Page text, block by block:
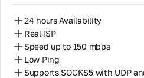
24 hours Availability
Real ISP
Speed up to 150 mbps
Low Ping
Supports SOCKS5 with UDP